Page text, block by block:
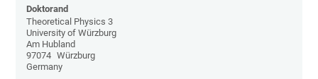
Doktorand
Theoretical Physics 3
University of Würzburg
Am Hubland
97074 Würzburg
Germany